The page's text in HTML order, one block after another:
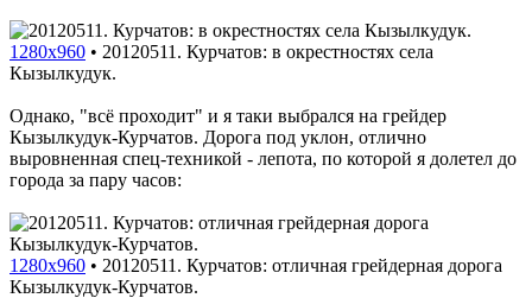
1280x960 • 20120511. Курчатов: в окрестностях села
Кызылкудук.
Однако, "всё проходит" и я таки выбрался на грейдер
Кызылкудук-Курчатов. Дорога под уклон, отлично
выровненная спец-техникой - лепота, по которой я долетел до
города за пару часов:
1280x960 • 20120511. Курчатов: отличная грейдерная дорога
Кызылкудук-Курчатов.